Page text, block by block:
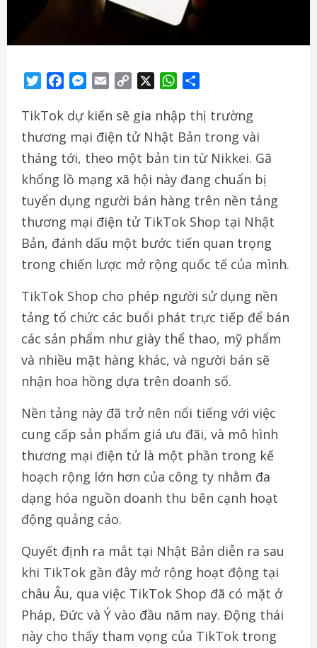
TwitterFacebookMessenger
Email
Copy
WhatsApp
TikTok dự kiến sẽ gia nhập thị trường
thương mại điện tử Nhật Bản trong vài
tháng tới, theo một bản tin từ Nikkei. Gã
khổng lồ mạng xã hội này đang chuẩn bị
tuyển dụng người bán hàng trên nền tảng
thương mại điện tử TikTok Shop tại Nhật
Bản, đánh dấu một bước tiến quan trọng
trong chiến lược mở rộng quốc tế của mình.
TikTok Shop cho phép người sử dụng nền
tảng tổ chức các buổi phát trực tiếp để bán
các sản phẩm như giày thể thao, mỹ phẩm
và nhiều mặt hàng khác, và người bán sẽ
nhận hoa hồng dựa trên doanh số.
Nền tảng này đã trở nên nổi tiếng với việc
cung cấp sản phẩm giá ưu đãi, và mô hình
thương mại điện tử là một phần trong kế
hoạch rộng lớn hơn của công ty nhằm đa
dạng hóa nguồn doanh thu bên cạnh hoạt
động quảng cáo.
Quyết định ra mắt tại Nhật Bản diễn ra sau
khi TikTok gần đây mở rộng hoạt động tại
châu Âu, qua việc TikTok Shop đã có mặt ở
Pháp, Đức và Ý vào đầu năm nay. Động thái
này cho thấy tham vọng của TikTok trong